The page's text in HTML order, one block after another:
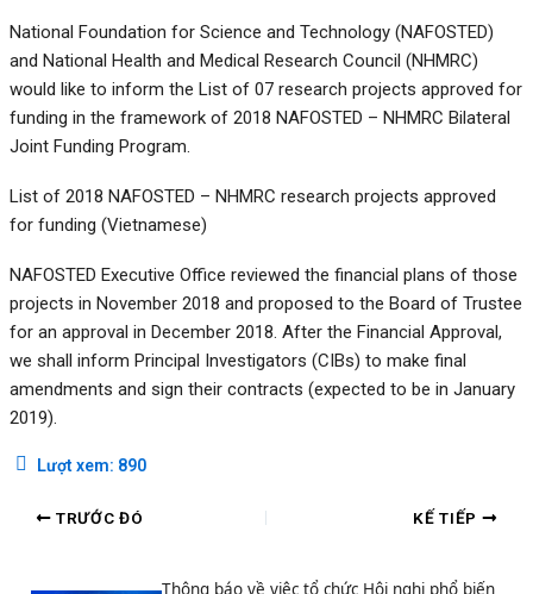
National Foundation for Science and Technology (NAFOSTED)
and National Health and Medical Research Council (NHMRC)
would like to inform the List of 07 research projects approved for
funding in the framework of 2018 NAFOSTED – NHMRC Bilateral
Joint Funding Program.
List of 2018 NAFOSTED – NHMRC research projects approved
for funding (Vietnamese)
NAFOSTED Executive Office reviewed the financial plans of those
projects in November 2018 and proposed to the Board of Trustee
for an approval in December 2018. After the Financial Approval,
we shall inform Principal Investigators (CIBs) to make final
amendments and sign their contracts (expected to be in January
2019).
Lượt xem: 890
TRƯỚC ĐÓ KẾ TIẾP
Thông báo về việc tổ chức Hội nghị phổ biến